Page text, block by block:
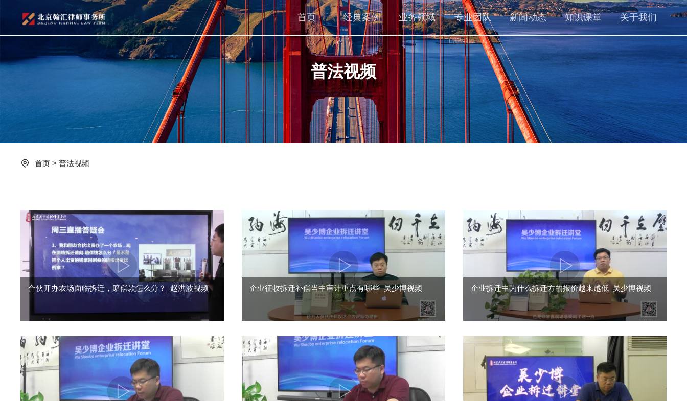
首页 经典案例 业务领域 专业团队 新闻动态 知识课堂 关于我们
普法视频
首页 >普法视频
合伙开办农场面临拆迁，赔偿款怎么分？_赵洪波视频 企业征收拆迁补偿当中审计重点有哪些_吴少博视频 企业拆迁中为什么拆迁方的报价越来越低_吴少博视频